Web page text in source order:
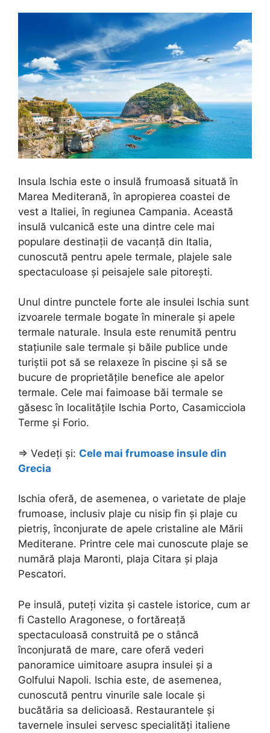
Insula Ischia este o insulă frumoasă situată în
Marea Mediterană, în apropierea coastei de
vest a Italiei, în regiunea Campania. Această
insulă vulcanică este una dintre cele mai
populare destinații de vacanță din Italia,
cunoscută pentru apele termale, plajele sale
spectaculoase și peisajele sale pitorești.
Unul dintre punctele forte ale insulei Ischia sunt
izvoarele termale bogate în minerale și apele
termale naturale. Insula este renumită pentru
stațiunile sale termale și băile publice unde
turiștii pot să se relaxeze în piscine și să se
bucure de proprietățile benefice ale apelor
termale. Cele mai faimoase băi termale se
găsesc în localitățile Ischia Porto, Casamicciola
Terme și Forio.
=> Vedeți și: Cele mai frumoase insule din
Grecia
Ischia oferă, de asemenea, o varietate de plaje
frumoase, inclusiv plaje cu nisip fin și plaje cu
pietriș, înconjurate de apele cristaline ale Mării
Mediterane. Printre cele mai cunoscute plaje se
numără plaja Maronti, plaja Citara și plaja
Pescatori.
Pe insulă, puteți vizita și castele istorice, cum ar
fi Castello Aragonese, o fortăreață
spectaculoasă construită pe o stâncă
înconjurată de mare, care oferă vederi
panoramice uimitoare asupra insulei și a
Golfului Napoli. Ischia este, de asemenea,
cunoscută pentru vinurile sale locale și
bucătăria sa delicioasă. Restaurantele și
tavernele insulei servesc specialități italiene